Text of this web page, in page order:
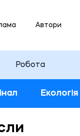
Автори
Робота
Екологія